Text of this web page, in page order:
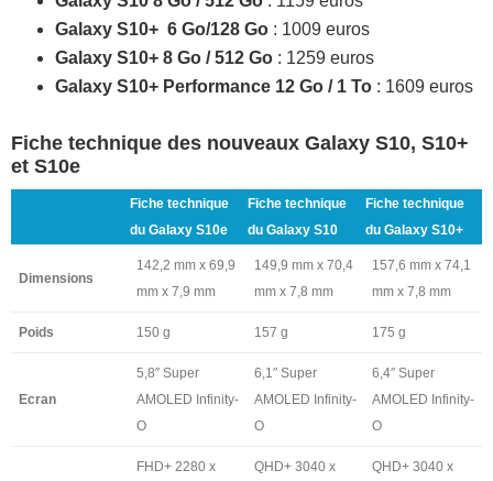
Galaxy S10+ 6 Go/128 Go : 1009 euros
Galaxy S10+ 8 Go / 512 Go : 1259 euros
Galaxy S10+ Performance 12 Go / 1 To : 1609 euros
Fiche technique des nouveaux Galaxy S10, S10+
et S10e
Fiche technique
du Galaxy S10e
Fiche technique
du Galaxy S10
Fiche technique
du Galaxy S10+
Dimensions
142,2 mm x 69,9
mm x 7,9 mm
149,9 mm x 70,4
mm x 7,8 mm
157,6 mm x 74,1
mm x 7,8 mm
Poids 150 g 157 g 175 g
Ecran
5,8″ Super
AMOLED Infinity-
O
6,1″ Super
AMOLED Infinity-
O
6,4″ Super
AMOLED Infinity-
O
FHD+ 2280 x
QHD+ 3040 x
QHD+ 3040 x